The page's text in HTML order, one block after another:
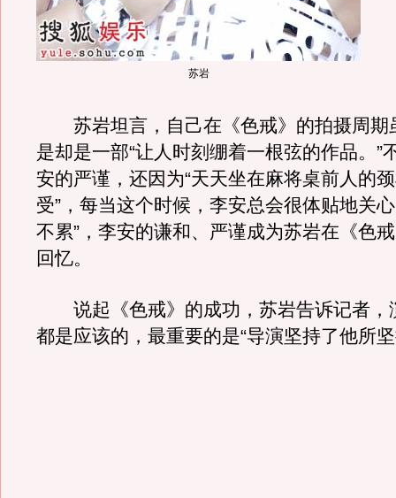
苏岩
苏岩坦言，自己在《色戒》的拍摄周期
是却是一部“让人时刻绷着一根弦的作品。”
安的严谨，还因为“天天坐在麻将桌前人的
受”，每当这个时候，李安总会很体贴地关
不累”，李安的谦和、严谨成为苏岩在《色
回忆。
说起《色戒》的成功，苏岩告诉记者，
都是应该的，最重要的是“导演坚持了他所